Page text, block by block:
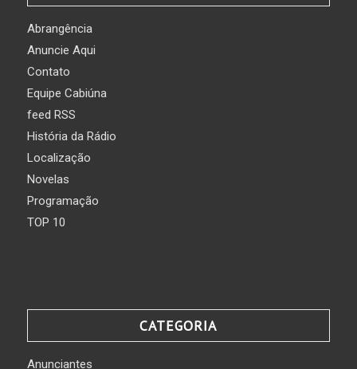
Abrangência
Anuncie Aqui
Contato
Equipe Cabiúna
feed RSS
História da Rádio
Localização
Novelas
Programação
TOP 10
CATEGORIA
Anunciantes